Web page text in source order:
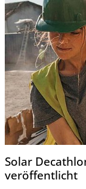
Solar
veröffentlicht